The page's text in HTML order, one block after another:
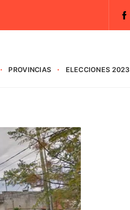
PROVINCIAS ELECCIONES 2023